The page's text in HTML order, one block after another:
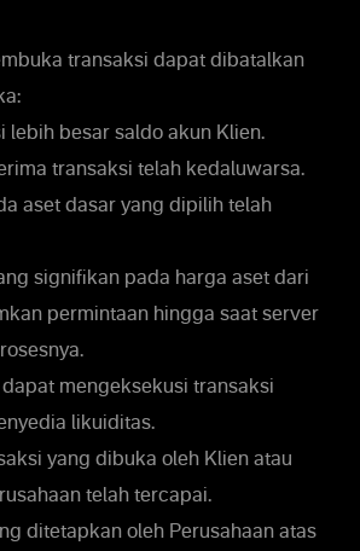
transaksi dapat dibatalkan
lebih besar saldo akun Klien.
transaksi telah kedaluwarsa.
aset dasar yang dipilih telah
signifikan pada harga aset dari
permintaan hingga saat server
mengeksekusi transaksi
likuiditas.
yang dibuka oleh Klien atau
telah tercapai.
ditetapkan oleh Perusahaan atas